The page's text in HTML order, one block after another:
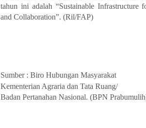
tahun ini adalah “Sustainable Infrastructure
and Collaboration”. (Ril/FAP)
Sumber : Biro Hubungan Masyarakat
Kementerian Agraria dan Tata Ruang/
Badan Pertanahan Nasional. (BPN